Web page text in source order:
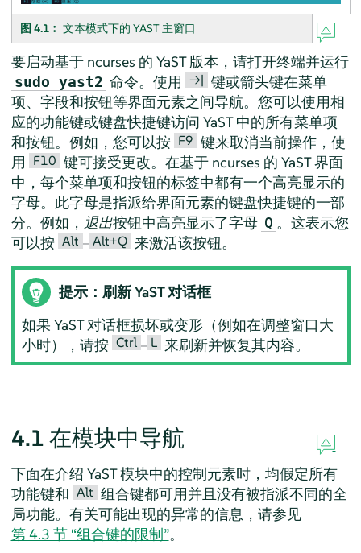
图 4.1︰ 文本模式下的 YAST 主窗口
要启动基于 ncurses 的 YaST 版本，请打开终端并运行
sudo yast2 命令。使用 →| 键或箭头键在菜单
项、字段和按钮等界面元素之间导航。您可以使用相
应的功能键或键盘快捷键访问 YaST 中的所有菜单项
和按钮。例如，您可以按 F9 键来取消当前操作，使
用 F10 键可接受更改。在基于 ncurses 的 YaST 界面
中，每个菜单项和按钮的标签中都有一个高亮显示的
字母。此字母是指派给界面元素的键盘快捷键的一部
分。例如， 退出按钮中高亮显示了字母 Q 。这表示您
可以按 Alt – Alt+Q 来激活该按钮。
提示：刷新 YaST 对话框
如果 YaST 对话框损坏或变形（例如在调整窗口大
小时），请按 Ctrl – L 来刷新并恢复其内容。
4.1 在模块中导航
下面在介绍 YaST 模块中的控制元素时，均假定所有
功能键和 Alt 组合键都可用并且没有被指派不同的全
局功能。有关可能出现的异常的信息，请参见
第 4.3 节 “组合键的限制”。